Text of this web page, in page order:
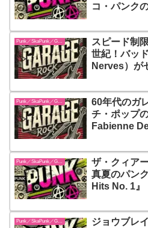
コ・パンク
空パックし
ートパンク
Genocide』
Punk／SkaPunk／Garage
スピード制
世紀！バッ
Nerves）が
プにして超
Punk／SkaPunk／Garage
60年代のガ
チ・ポップ
Fabienne
な融合
ザ・クィア
真夏のパン
Hits No. 1』
節にこそ聴
マーソング
Punk／SkaPunk／Garage
ジョウブレ